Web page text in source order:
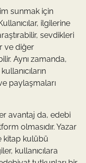
sunmak için
ilgilerine
sevdikleri
ve diğer
Aynı zamanda,
paylaşmaları
avantaj da, edebi
olmasıdır. Yazar
kitap kulübü
kullanıcılara